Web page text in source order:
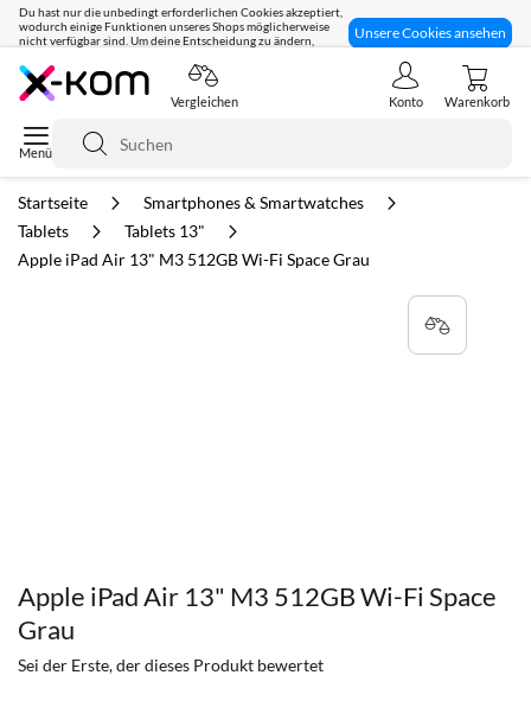
Du hast nur die unbedingt erforderlichen Cookies akzeptiert,
wodurch einige Funktionen unseres Shops möglicherweise
nicht verfügbar sind. Um deine Entscheidung zu ändern,
Unsere Cookies ansehen
Seit 8 Jahren für dich da!
Suche
Vergleichen Konto Warenkorb
Startseite
Smartphones & Smartwatches
Tablets
Tablets 13"
Apple iPad Air 13" M3 512GB Wi-Fi Space Grau
Apple iPad Air 13" M3 512GB Wi-Fi Space
Grau
Sei der Erste, der dieses Produkt bewertet
Zum
Bildgalerie